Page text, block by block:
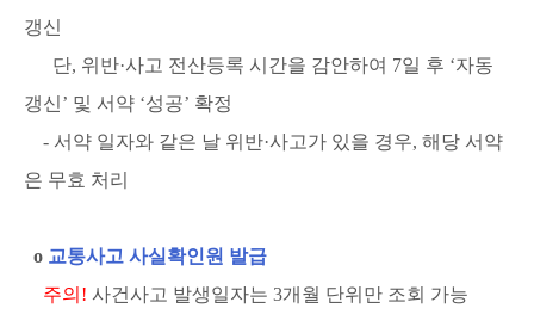
갱신
단, 위반·사고 전산등록 시간을 감안하여 7일 후 ‘자동
갱신’ 및 서약 ‘성공’ 확정
- 서약 일자와 같은 날 위반·사고가 있을 경우, 해당 서약
은 무효 처리
ο 교통사고 사실확인원 발급
주의! 사건사고 발생일자는 3개월 단위만 조회 가능